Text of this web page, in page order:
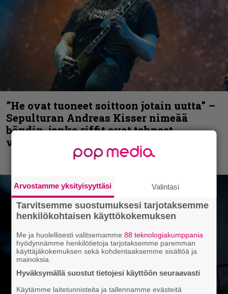
”He ovat tuoneet soittoon jotain uutta” –
Sepulturan Andreas Kisser nimeää
bändin, jonka riffit ovat tehneet
vaikutuksen
Arvostamme yksityisyyttäsi Valintasi
Tarvitsemme suostumuksesi tarjotaksemme
henkilökohtaisen käyttökokemuksen
Me ja huolellisesti valitsemamme88 teknologiakumppania
hyödynnämme henkilötietoja tarjotaksemme paremman
käyttäjäkokemuksen sekä kohdentaaksemme sisältöä ja
mainoksia.
Hyväksymällä suostut tietojesi käyttöön seuraavasti
Käytämme laitetunnisteita ja tallennamme evästeitä